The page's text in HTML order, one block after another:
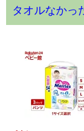
タオルなかっ